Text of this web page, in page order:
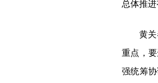
总体推
黄
重点，
强统筹